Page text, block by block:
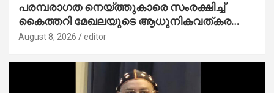
പരമ്പരാഗത നെയ്ത്തുകാരെ സംരക്ഷിച്ച്
കൈത്തറി മേഖലയുടെ ആധുനികവത്കരണം
സാധ്യമാക്കും : ഡെപ്യൂട്ടി സ്പീക്കർ
August 8, 2026 editor